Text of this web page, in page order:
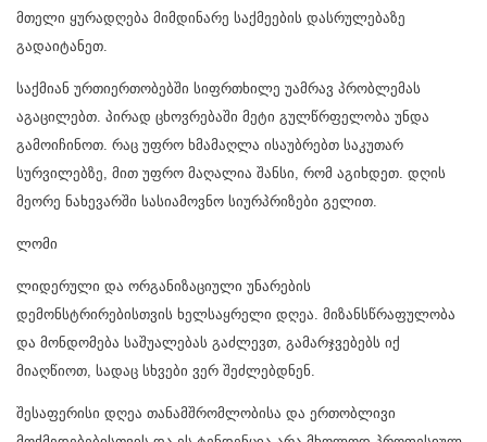
მთელი ყურადღება მიმდინარე საქმეების დასრულებაზე
გადაიტანეთ.
საქმიან ურთიერთობებში სიფრთხილე უამრავ პრობლემას
აგაცილებთ. პირად ცხოვრებაში მეტი გულწრფელობა უნდა
გამოიჩინოთ. რაც უფრო ხმამაღლა ისაუბრებთ საკუთარ
სურვილებზე, მით უფრო მაღალია შანსი, რომ აგიხდეთ. დღის
მეორე ნახევარში სასიამოვნო სიურპრიზები გელით.
ლომი
ლიდერული და ორგანიზაციული უნარების
დემონსტრირებისთვის ხელსაყრელი დღეა. მიზანსწრაფულობა
და მონდომება საშუალებას გაძლევთ, გამარჯვებებს იქ
მიაღწიოთ, სადაც სხვები ვერ შეძლებდნენ.
შესაფერისი დღეა თანამშრომლობისა და ერთობლივი